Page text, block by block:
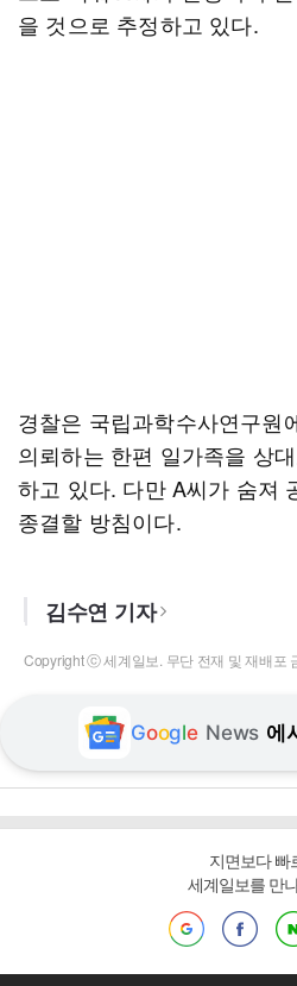
을 것으로 추정하고 있다.
경찰은 국립과학수사연구원
의뢰하는 한편 일가족을 상
하고 있다. 다만 A씨가 숨져
종결할 방침이다.
김수연 기자
Copyright ⓒ 세계일보. 무단 전재 및 재배포
Google News 에
지면보다 빠
세계일보를 만